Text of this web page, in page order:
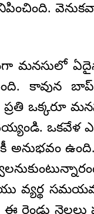
మనసులో
ప్రతి ఒక్కరూ
ఒకవేళ
వ్యర్థ
నెలలు